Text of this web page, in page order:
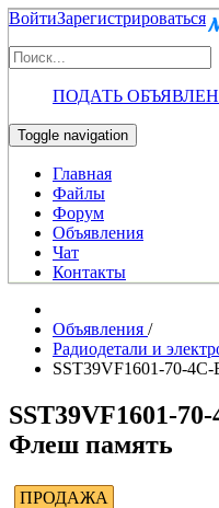
ВойтиЗарегистрироваться
ПОДАТЬ
Toggle navigation
Главная
Файлы
Форум
Объявления
Чат
Контакты
Объявления /
Радиодетали и
SST39VF1601-70-
SST39VF1601-
Флеш память
ПРОДАЖА